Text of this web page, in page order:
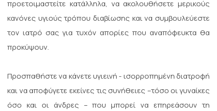
προετοιμαστείτε κατάλληλα, να ακολουθήσετε μερικούς
κανόνες υγιούς τρόπου διαβίωσης και να συμβουλεύεστε
τον ιατρό σας για τυχόν απορίες που αναπόφευκτα θα
προκύψουν.
Προσπαθήστε να κάνετε υγιεινή - ισορροπημένη διατροφή
και να αποφύγετε εκείνες τις συνήθειες –τόσο οι γυναίκες
όσο και οι άνδρες – που μπορεί να επηρεάσουν τη